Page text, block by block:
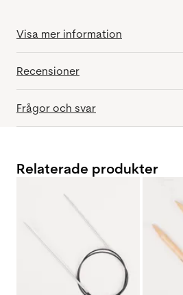
Visa mer information
Recensioner
Frågor och svar
Relaterade produkter